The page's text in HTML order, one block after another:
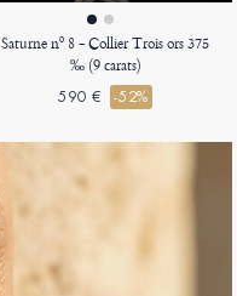
Saturne nº 8 - Collier Trois ors 375
‰ (9 carats)
590 € -52%